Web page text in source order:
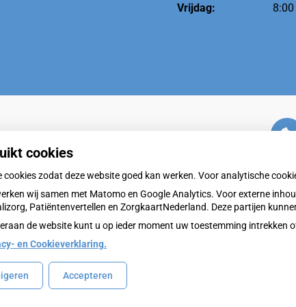
Vrijdag:
externe inhoud
die
Cookie-
|Beheer
cookies
cookies zodat deze website goed kan werken. Voor analytische
wij samen met Matomo en Google Analytics. Voor externe
Patiëntenvertellen en ZorgkaartNederland. Deze partijen
de website kunt u op ieder moment uw toestemming intrekken
en Cookieverklaring.
Accepteren